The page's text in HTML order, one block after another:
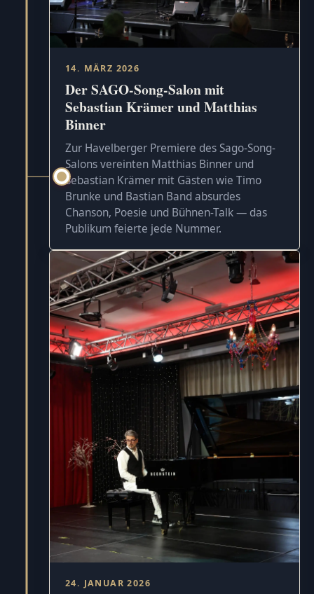
14. MÄRZ 2026
Der SAGO-Song-Salon mit
Sebastian Krämer und Matthias
Binner
Zur Havelberger Premiere des Sago-Song-
Salons vereinten Matthias Binner und
Sebastian Krämer mit Gästen wie Timo
Brunke und Bastian Band absurdes
Chanson, Poesie und Bühnen-Talk — das
Publikum feierte jede Nummer.
24. JANUAR 2026